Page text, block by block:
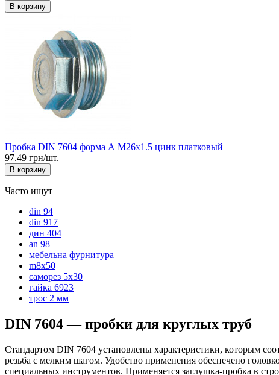
В корзину
Пробка DIN 7604 форма А М26x1.5 цинк платковый
97.49 грн/шт.
В корзину
Часто ищут
din 94
din 917
дин 404
an 98
мебельна фурнитура
m8x50
саморез 5х30
гайка 6923
трос 2 мм
DIN 7604 — пробки для круглых труб
Стандартом DIN 7604 установлены характеристики, которым
резьба с мелким шагом. Удобство применения обеспечено
специальных инструментов. Применяется заглушка-пробка в